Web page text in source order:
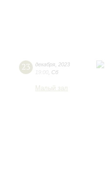
23 декабря 2023
19:00 Сб
Малый зал